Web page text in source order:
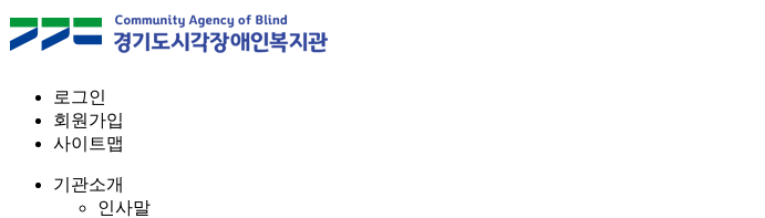
로그인
회원가입
사이트맵
기관소개
인사말